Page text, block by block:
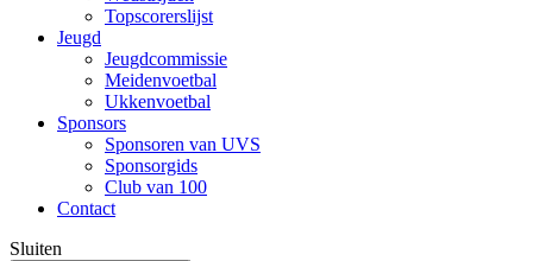
Topscorerslijst
Jeugd
Jeugdcommissie
Meidenvoetbal
Ukkenvoetbal
Sponsors
Sponsoren van UVS
Sponsorgids
Club van 100
Contact
Sluiten